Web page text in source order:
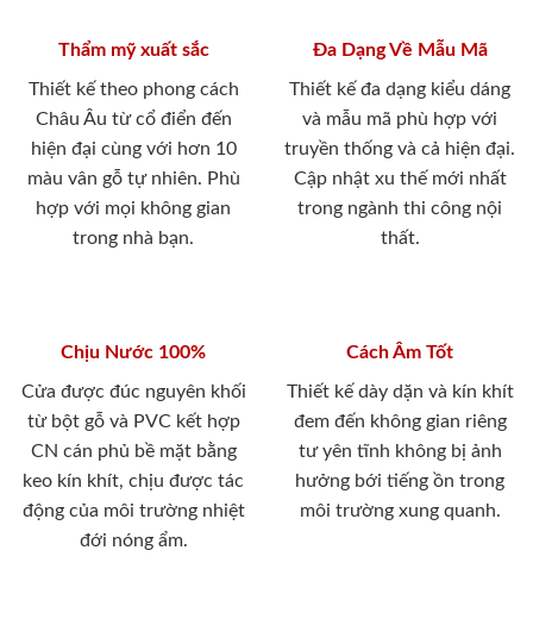
Thẩm mỹ xuất sắc
Thiết kế theo phong cách
Châu Âu từ cổ điển đến
hiện đại cùng với hơn 10
màu vân gỗ tự nhiên. Phù
hợp với mọi không gian
trong nhà bạn.
Đa Dạng Về Mẫu Mã
Thiết kế đa dạng kiểu dáng
và mẫu mã phù hợp với
truyền thống và cả hiện đại.
Cập nhật xu thế mới nhất
trong ngành thi công nội
thất.
Chịu Nước 100%
Cửa được đúc nguyên khối
từ bột gỗ và PVC kết hợp
CN cán phủ bề mặt bằng
keo kín khít, chịu được tác
động của môi trường nhiệt
đới nóng ẩm.
Cách Âm Tốt
Thiết kế dày dặn và kín khít
đem đến không gian riêng
tư yên tĩnh không bị ảnh
hưởng bới tiếng ồn trong
môi trường xung quanh.